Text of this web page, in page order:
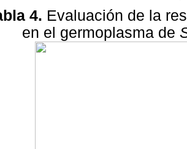
4. Evaluación de la
en el germoplasma de